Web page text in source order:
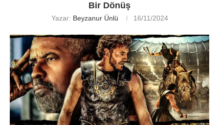
Bir Dönüş
Yazar: Beyzanur Ünlü 16/11/2024